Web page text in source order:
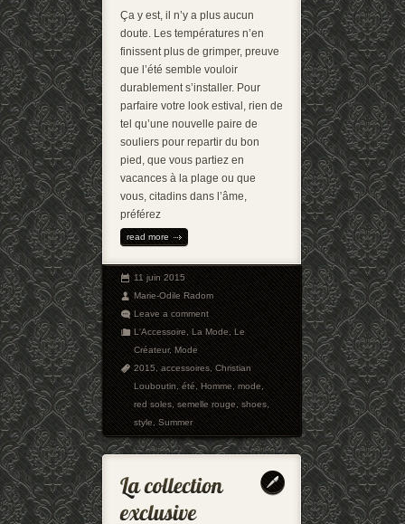
Ça y est, il n’y a plus aucun
doute. Les températures n’en
finissent plus de grimper, preuve
que l’été semble vouloir
durablement s’installer. Pour
parfaire votre look estival, rien de
tel qu’une nouvelle paire de
souliers pour repartir du bon
pied, que vous partiez en
vacances à la plage ou que
vous, citadins dans l’âme,
préférez
read more
11 juin 2015
Marie-Odile Radom
Leave a comment
L'Accessoire,La Mode,Le
Créateur,Mode
2015,accessoires,Christian
Louboutin,été,Homme,mode,
red soles,semelle rouge,shoes,
style,Summer